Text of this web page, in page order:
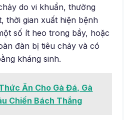
do vi khuẩn, thường
thời gian xuất hiện bệnh
số ít heo trong bầy, hoặc
đàn bị tiêu chảy và có
kháng sinh.
Ăn Cho Gà Đá, Gà
Chiến Bách Thắng